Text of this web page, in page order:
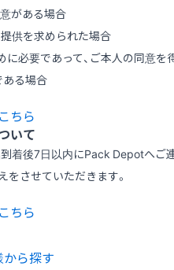
がある場合
供を求められた場合
必要であって、ご本人の同意を
る場合
ちら
いて
着後7日以内にPack Depotへご
をさせていただきます。
ちら
ら探す